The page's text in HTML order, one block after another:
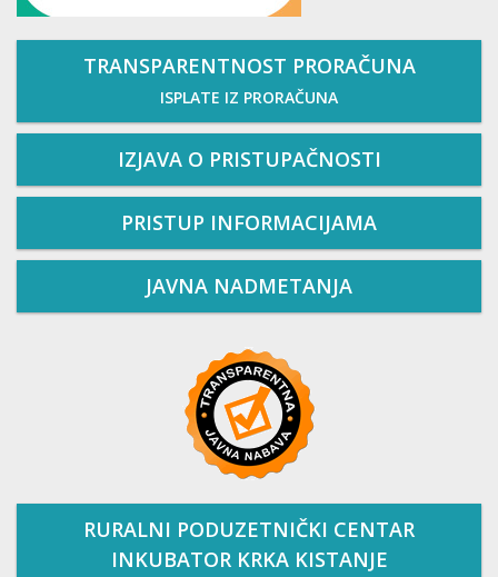
TRANSPARENTNOST PRORAČUNA
ISPLATE IZ PRORAČUNA
IZJAVA O PRISTUPAČNOSTI
PRISTUP INFORMACIJAMA
JAVNA NADMETANJA
RURALNI PODUZETNIČKI CENTAR
INKUBATOR KRKA KISTANJE